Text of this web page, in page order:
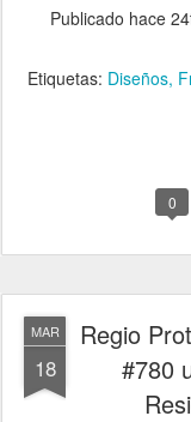
Publicado hace
Etiquetas: Diseños
0
MAR
18
Regio
#780